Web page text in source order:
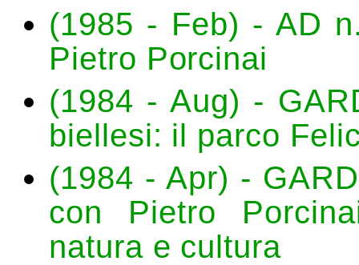
(1985 - Feb) - AD
Pietro Porcinai
(1984 - Aug) -
biellesi: il parco
(1984 - Apr) -
con Pietro
natura e cultura